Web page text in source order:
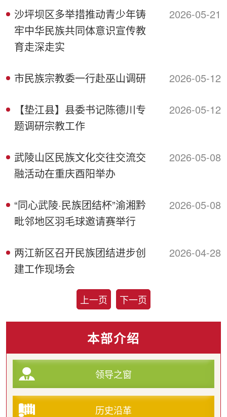
沙坪坝区多举措推动青少年铸
牢中华民族共同体意识宣传教
育走深走实
2026-05-21
市民族宗教委一行赴巫山调研 2026-05-12
【垫江县】县委书记陈德川专
题调研宗教工作
2026-05-12
武陵山区民族文化交往交流交
融活动在重庆酉阳举办
2026-05-08
“同心武陵·民族团结杯”渝湘黔
毗邻地区羽毛球邀请赛举行
2026-05-08
两江新区召开民族团结进步创
建工作现场会
2026-04-28
上一页 下一页
本部介绍
领导之窗
历史沿革